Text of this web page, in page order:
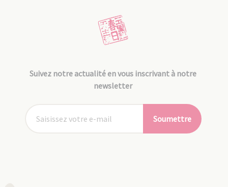
Suivez notre actualité en vous inscrivant à notre
newsletter
Soumettre